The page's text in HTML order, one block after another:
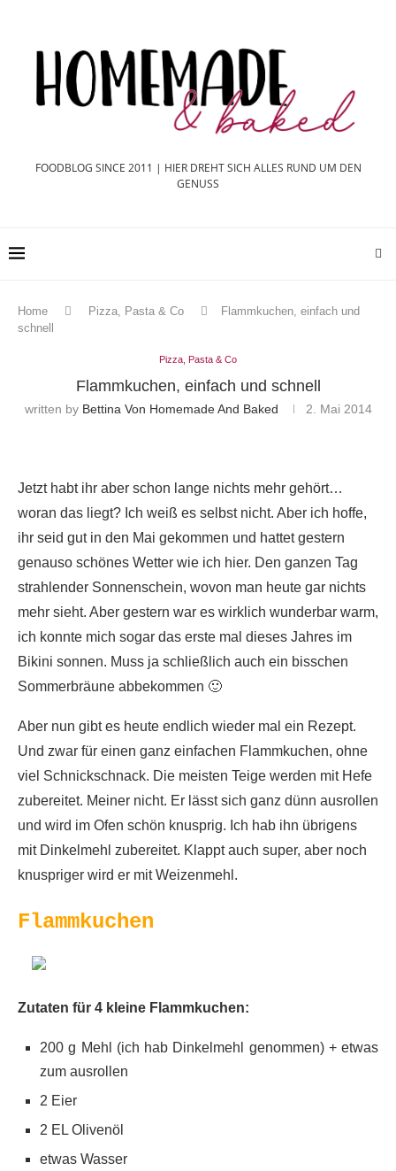
FOODBLOG SINCE 2011 | HIER DREHT SICH ALLES RUND UM DEN
GENUSS
Home Pizza, Pasta & Co
Flammkuchen, einfach und
schnell
Pizza, Pasta & Co
Flammkuchen, einfach und schnell
written by Bettina Von Homemade And Baked 2. Mai 2014
Jetzt habt ihr aber schon lange nichts mehr gehört…
woran das liegt? Ich weiß es selbst nicht. Aber ich hoffe,
ihr seid gut in den Mai gekommen und hattet gestern
genauso schönes Wetter wie ich hier. Den ganzen Tag
strahlender Sonnenschein, wovon man heute gar nichts
mehr sieht. Aber gestern war es wirklich wunderbar warm,
ich konnte mich sogar das erste mal dieses Jahres im
Bikini sonnen. Muss ja schließlich auch ein bisschen
Sommerbräune abbekommen 🙂
Aber nun gibt es heute endlich wieder mal ein Rezept.
Und zwar für einen ganz einfachen Flammkuchen, ohne
viel Schnickschnack. Die meisten Teige werden mit Hefe
zubereitet. Meiner nicht. Er lässt sich ganz dünn ausrollen
und wird im Ofen schön knusprig. Ich hab ihn übrigens
mit Dinkelmehl zubereitet. Klappt auch super, aber noch
knuspriger wird er mit Weizenmehl.
Flammkuchen
Zutaten für 4 kleine Flammkuchen:
200 g Mehl (ich hab Dinkelmehl genommen) + etwas
zum ausrollen
2 Eier
2 EL Olivenöl
etwas Wasser